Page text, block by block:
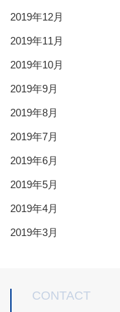
2019年12月
2019年11月
2019年10月
2019年9月
2019年8月
2019年7月
2019年6月
2019年5月
2019年4月
2019年3月
CONTACT